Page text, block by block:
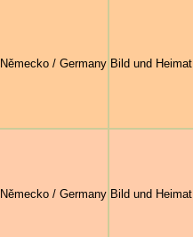
Německo / Germany Bild und Heimat
Německo / Germany Bild und Heimat